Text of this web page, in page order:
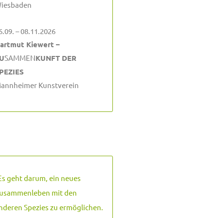
– 08.11.2026
Kiewert –
SAMMENKUNFT DER
Kunstverein
geht darum, ein neues
mit den
Spezies zu ermöglichen.